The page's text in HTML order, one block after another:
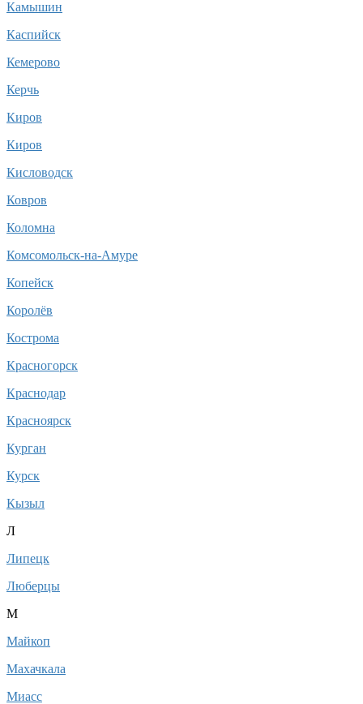
Камышин
Каспийск
Кемерово
Керчь
Киров
Киров
Кисловодск
Ковров
Коломна
Комсомольск-на-Амуре
Копейск
Королёв
Кострома
Красногорск
Краснодар
Красноярск
Курган
Курск
Кызыл
Л
Липецк
Люберцы
М
Майкоп
Махачкала
Миасс